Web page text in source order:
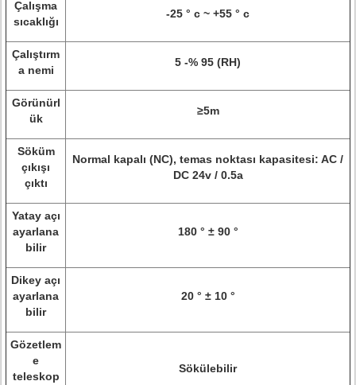
Çalışma
sıcaklığı
-25 ° c ~ +55 ° c
Çalıştırm
a nemi
5 -% 95 (RH)
Görünürl
ük
≥5m
Söküm
çıkışı
çıktı
Normal kapalı (NC), temas noktası kapasitesi: AC /
DC 24v / 0.5a
Yatay açı
ayarlana
bilir
180 ° ± 90 °
Dikey açı
ayarlana
bilir
20 ° ± 10 °
Gözetlem
e
teleskop
Sökülebilir